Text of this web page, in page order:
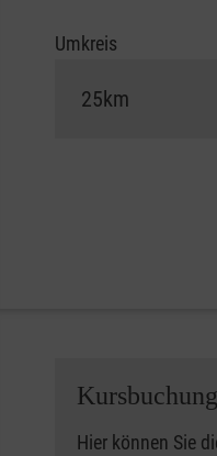
Umkreis
Hier können Sie